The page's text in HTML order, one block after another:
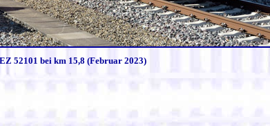
52101 bei km 15,8 (Februar 2023)